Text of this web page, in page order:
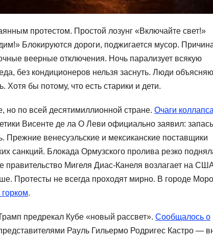
протестом. Простой лозунг «Включайте свет!»
Блокируются дороги, поджигается мусор.
веерные отключения. Ночь парализует всякую
без кондиционеров нельзя заснуть. Люди
бы потому, что есть старики и дети.
но по всей десятимиллионной стране. Очаги коллапса
Висенте де ла О Леви официально заявил:
Прежние венесуэльские и мексиканские поставщики
санкций. Блокада Ормузского пролива резко
Мигеля Диас-Канеля возлагает на
Протесты не всегда проходят мирно. В городе
.
предрекал Кубе «новый рассвет». Сообщалось о
Рауль Гильермо Родригес Кастро —